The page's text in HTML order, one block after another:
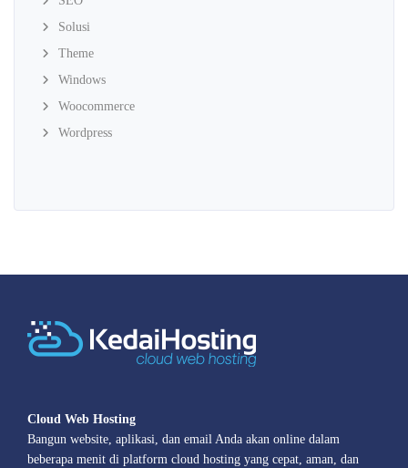
Solusi
Theme
Windows
Woocommerce
Wordpress
Cloud Web Hosting
Bangun website, aplikasi, dan email Anda akan online dalam
beberapa menit di platform cloud hosting yang cepat, aman, dan